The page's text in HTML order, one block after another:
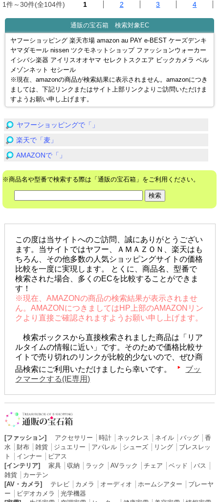
1件～30件(全104件) 1 2 3 4
通販の宝石箱 検索対象EC
ヤフーショッピング 楽天市場 amazon au PAY e-BEST ケーズデンキ
ヤマダモール nissen ツクモネットショップ ファッションウォーカー
イシバシ楽器 アイリスオオヤマ セレクトスクエア ビックカメラ ベル
メゾンネット セシール
※現在、amazonの商品が検索結果に表示されません。amazonにつき
ましては、下記リンクまたはサイト上部リンクよりご訪問いただけま
すようお願い申し上げます。
ヤフーショッピングで「」
楽天で「麦」
AMAZONで「」
※商品名や型番で検索する際は「通販の宝石箱」をご利用ください。
この度は当サイトへのご訪問、誠にありがとうござい
ます。当サイトではヤフー、ＡＭＡＺＯＮ、楽天はも
ちろん、その他多数の人気ショッピングサイトの価格
比較を一度に実現します。 とくに、商品名、型番で
検索された場合、多くのECを比較することができま
す！
※現在、AMAZONの商品の検索結果が表示されませ
ん。AMAZONにつきましてはHP上部のAMAZONリン
クより直接ご確認されますようお願い申し上げます。
検索ボックスから直接検索されました商品は「リア
ルタイムの情報に近い」です。そのためで価格比較サ
イトで売り切れのリンクが比較的少ないので、ぜひ商
品検索にご利用いただけましたら幸いです。
ブッ
クマークする(IE専用)
[ファッション] アクセサリー 時計│ ネックレス ネイル│ バッグ│ 香
水
財布│ 雑貨│ ジュエリー アパレル│ シューズ│ リング│ ブレスレッ
ト
インナー
ピアス
[インテリア]
家具│ 収納 ラック AVラック チェア ベッド バス
雑貨│ カーテン
[AV・カメラ]
テレビ│ カメラ オーディオ ホームシアター
プレーヤ
ー
ビデオカメラ
光学機器